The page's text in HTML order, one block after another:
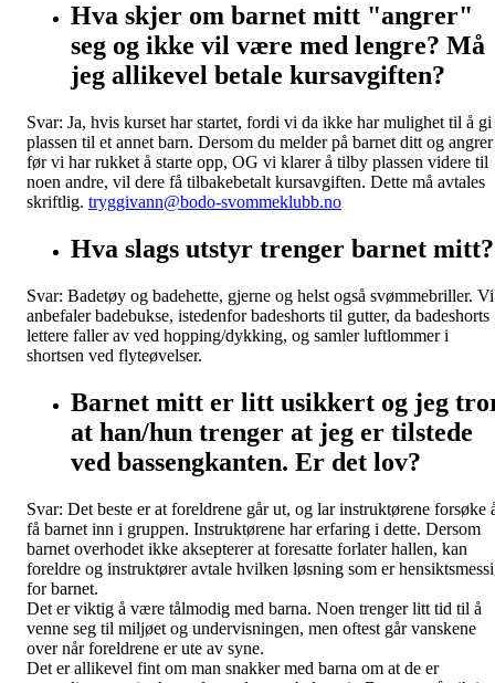
Hva skjer om barnet mitt "angrer"
seg og ikke vil være med lengre? Må
jeg allikevel betale kursavgiften?
Svar: Ja, hvis kurset har startet, fordi vi da ikke har mulighet til å gi
plassen til et annet barn. Dersom du melder på barnet ditt og angrer
før vi har rukket å starte opp, OG vi klarer å tilby plassen videre til
noen andre, vil dere få tilbakebetalt kursavgiften. Dette må avtales
skriftlig. tryggivann@bodo-svommeklubb.no
Hva slags utstyr trenger barnet mitt?
Svar: Badetøy og badehette, gjerne og helst også svømmebriller. Vi
anbefaler badebukse, istedenfor badeshorts til gutter, da badeshorts
lettere faller av ved hopping/dykking, og samler luftlommer i
shortsen ved flyteøvelser.
Barnet mitt er litt usikkert og jeg
at han/hun trenger at jeg er tilstede
ved bassengkanten. Er det lov?
Svar: Det beste er at foreldrene går ut, og lar instruktørene forsøke
få barnet inn i gruppen. Instruktørene har erfaring i dette. Dersom
barnet overhodet ikke aksepterer at foresatte forlater hallen, kan
foreldre og instruktører avtale hvilken løsning som er
for barnet.
Det er viktig å være tålmodig med barna. Noen trenger litt tid til å
venne seg til miljøet og undervisningen, men oftest går vanskene
over når foreldrene er ute av syne.
Det er allikevel fint om man snakker med barna om at de er